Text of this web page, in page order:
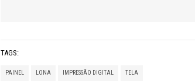
TAGS:
PAINEL LONA IMPRESSÃO DIGITAL TELA